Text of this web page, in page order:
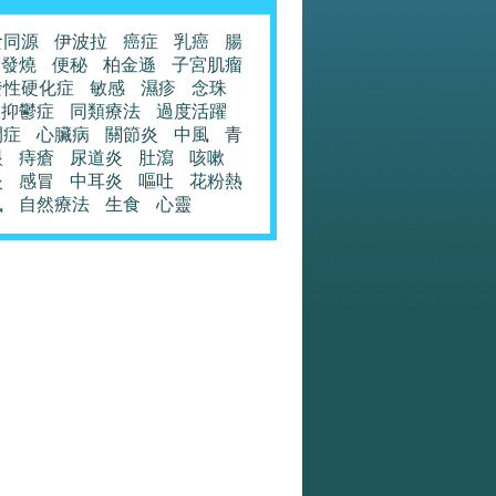
源 伊波拉 癌症 乳癌
腸
發燒
便秘 柏金遜
子宮肌瘤
硬化症
敏感 濕疹
念珠
抑鬱症
同類療法
過度活躍
心臟病 關節炎 中風
青
痔瘡 尿道炎 肚瀉
咳嗽
感冒 中耳炎 嘔吐
花粉熱
自然療法 生食 心靈